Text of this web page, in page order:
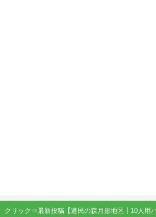
クリック⇒最新投稿【道民の森月形地区┃10人用